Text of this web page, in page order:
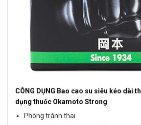
CÔNG DỤNG Bao cao su siêu kéo dài
dụng thuốc Okamoto Strong
Phòng tránh thai